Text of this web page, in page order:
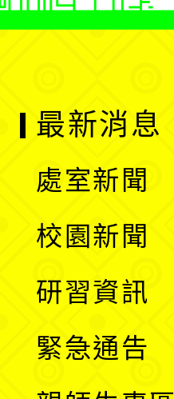
最新消息
處室新聞
校園新聞
研習資訊
緊急通告